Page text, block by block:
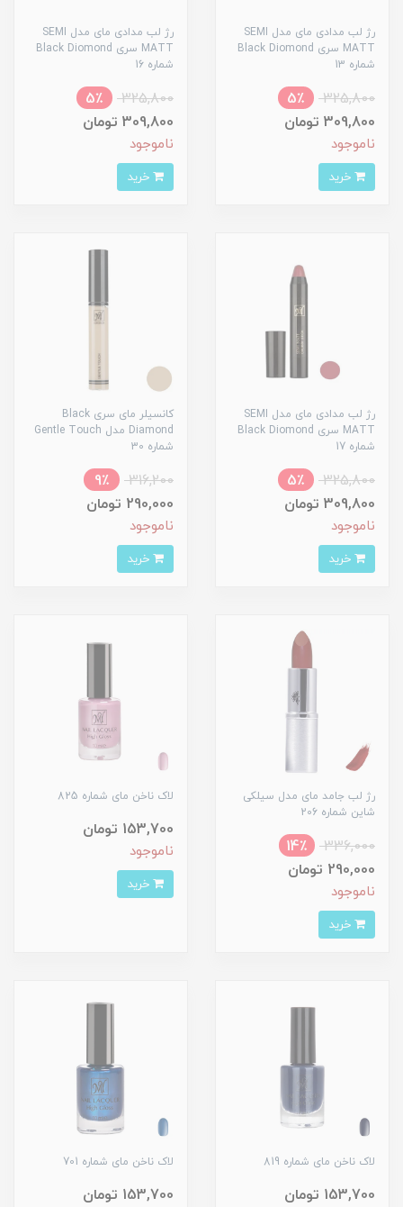
رژ لب مدادی مای مدل SEMI
MATT سری Black Diomond
شماره 13
325,800
5٪
309,800 تومان
ناموجود
رژ لب مدادی مای مدل SEMI
MATT سری Black Diomond
شماره 16
325,800
5٪
309,800 تومان
ناموجود
رژ لب مدادی مای مدل SEMI
MATT سری Black Diomond
شماره 17
325,800
5٪
309,800 تومان
ناموجود
کانسیلر مای سری Black
Diamond مدل Gentle Touch
شماره 30
316,200
9٪
290,000 تومان
ناموجود
رژ لب جامد مای مدل سیلکی
شاین شماره 206
336,000
14٪
290,000 تومان
ناموجود
لاک ناخن مای شماره 825
153,700 تومان
ناموجود
لاک ناخن مای شماره 819
153,700 تومان
لاک ناخن مای شماره 701
153,700 تومان